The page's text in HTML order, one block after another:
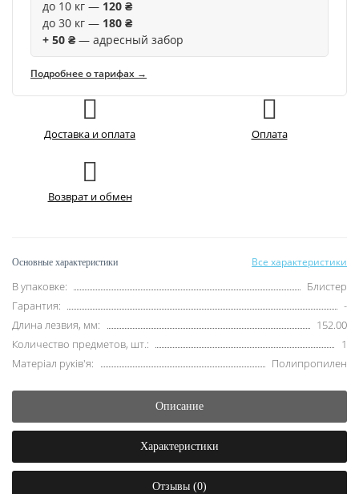
до 10 кг — 120 ₴
до 30 кг — 180 ₴
+ 50 ₴ — адресный забор
Подробнее о тарифах →
Доставка и оплата Оплата
Возврат и обмен
Основные характеристики Все характеристики
В упаковке:
Блистер
Гарантия:
-
Длина лезвия, мм:
152.00
Количество предметов, шт.:
1
Матеріал руків'я:
Полипропилен
Описание
Характеристики
Отзывы (0)